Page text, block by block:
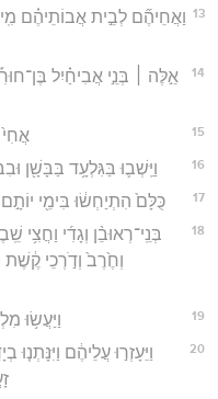
13 וַאֲחֵיהֶ֞ם לְבֵ֣ית אֲבוֹתֵיהֶ֗ם
14
אֵ֣לֶּה ׀ בְּנֵ֣י אֲבִיחַ֗יִל
15 אֲחִי֙
16 וַיֵּֽשְׁב֛וּ בַּגִּלְעָ֥ד בַּבָּשָׁ֖ן
17 כֻּלָּם֙ הִתְיַחְשׂ֔וּ בִּימֵ֖י
18
בְּנֵֽי־רְאוּבֵ֨ן וְגָדִ֜י וַחֲצִ֥י
וְחֶ֙רֶב֙ וְדֹ֣רְכֵי
19 וַיַּעֲשׂ֥וּ
20
וַיֵּעָזְר֣וּ עֲלֵיהֶ֔ם